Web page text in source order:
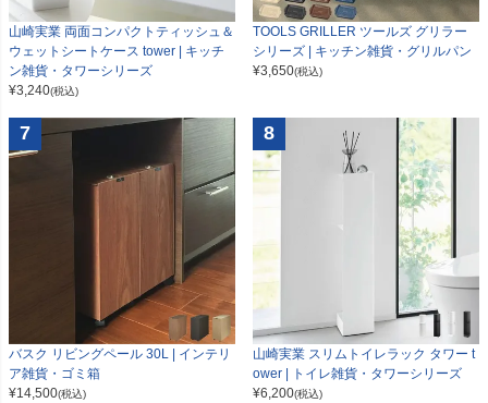
山崎実業 両面コンパクトティッシュ＆
ウェットシートケース tower | キッチ
ン雑貨・タワーシリーズ
¥3,240(税込)
TOOLS GRILLER ツールズ グリラー
シリーズ | キッチン雑貨・グリルパン
¥3,650(税込)
7
バスク リビングペール 30L | インテリ
ア雑貨・ゴミ箱
¥14,500(税込)
8
山崎実業 スリムトイレラック タワー t
ower | トイレ雑貨・タワーシリーズ
¥6,200(税込)